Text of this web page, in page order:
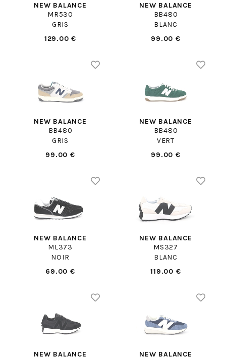
NEW BALANCE
MR530
GRIS
129.00 €
NEW BALANCE
BB480
BLANC
99.00 €
NEW BALANCE
BB480
GRIS
99.00 €
NEW BALANCE
BB480
VERT
99.00 €
NEW BALANCE
ML373
NOIR
69.00 €
NEW BALANCE
MS327
BLANC
119.00 €
NEW BALANCE
NEW BALANCE